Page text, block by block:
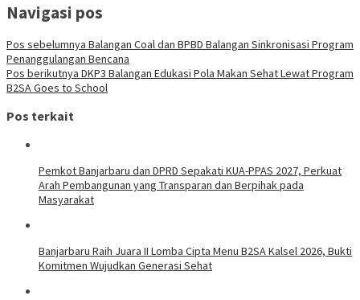
Navigasi pos
Pos sebelumnya Balangan Coal dan BPBD Balangan Sinkronisasi Program
Penanggulangan Bencana
Pos berikutnya DKP3 Balangan Edukasi Pola Makan Sehat Lewat Program
B2SA Goes to School
Pos terkait
Pemkot Banjarbaru dan DPRD Sepakati KUA-PPAS 2027, Perkuat
Arah Pembangunan yang Transparan dan Berpihak pada
Masyarakat
Banjarbaru Raih Juara II Lomba Cipta Menu B2SA Kalsel 2026, Bukti
Komitmen Wujudkan Generasi Sehat